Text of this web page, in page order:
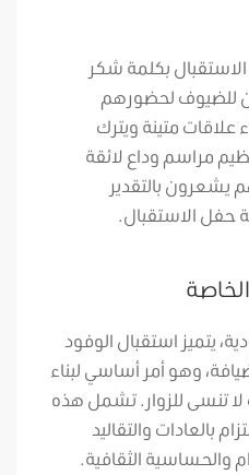
بكلمة شكر
للضيوف لحضورهم
متينة ويترك
مراسم وداع لائقة
يشعرون بالتقدير
حفل الاستقبال.
يتميز استقبال الوفود
وهو أمر أساسي لبناء
لا تنسى للزوار. تشمل هذه
بالعادات والتقاليد
والحساسية الثقافية.